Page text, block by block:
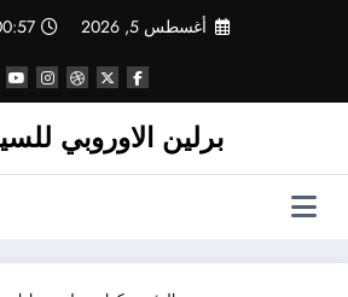
أغسطس 5, 2026 PM
برلين الاوروبي